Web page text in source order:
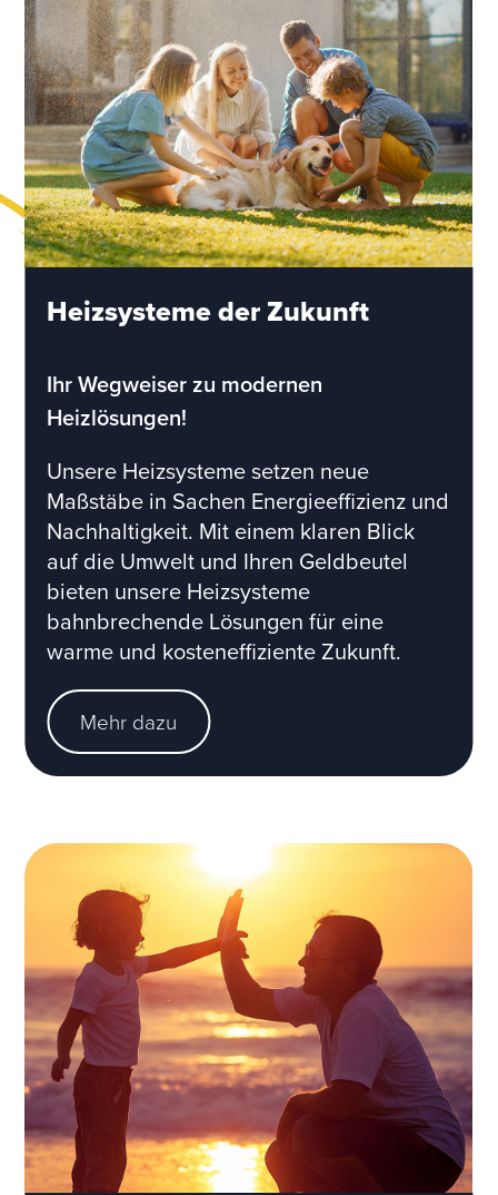
Heizsysteme der Zukunft
Ihr Wegweiser zu modernen
Heizlösungen!
Unsere Heizsysteme setzen neue
Maßstäbe in Sachen Energieeffizienz und
Nachhaltigkeit. Mit einem klaren Blick
auf die Umwelt und Ihren Geldbeutel
bieten unsere Heizsysteme
bahnbrechende Lösungen für eine
warme und kosteneffiziente Zukunft.
Mehr dazu